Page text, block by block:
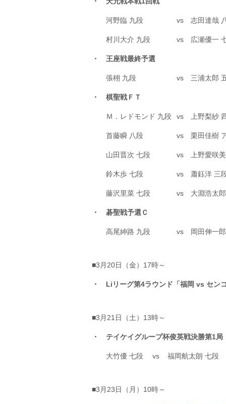
河野臨 九段 vs 志田達哉
村川大介 九段 vs 広瀬優一
・ 王座戦最終予選
張栩 九段 vs 三浦太郎
・ 棋聖戦ＦＴ
Ｍ．レドモンド 九段 vs 上野梨紗
首藤瞬 八段 vs 栗田佳樹
山田晋次 七段 vs 上野愛咲
鈴木歩 七段 vs 蕭鈺洋 三
藤沢里菜 七段 vs 大淵浩太
・ 碁聖戦予選Ｃ
高尾紳路 九段 vs 岡田伸一
■3月20日（金）17時～
・ Liリーグ第4ラウンド「福岡 vs センコ
■3月21日（土）13時～
・ テイケイグループ杯俊英戦決勝第1局
大竹優 七段 vs 福岡航太朗 七段
■3月23日（月）10時～